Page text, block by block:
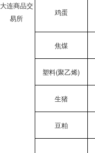
大连商品交
易所
鸡蛋
焦煤
塑料(聚乙烯)
生猪
豆粕